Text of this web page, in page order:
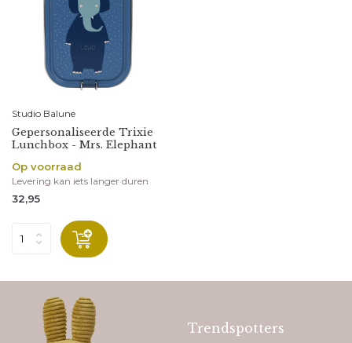
Studio Balune
Gepersonaliseerde Trixie
Lunchbox - Mrs. Elephant
Op voorraad
Levering kan iets langer duren
32,95
Trendspotters